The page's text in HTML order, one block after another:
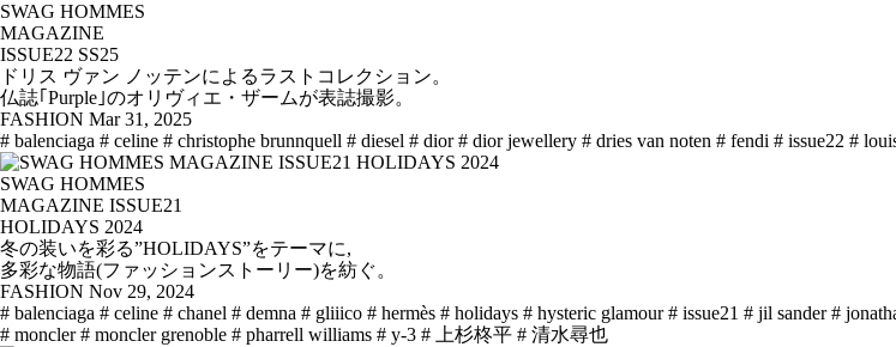
SWAG HOMMES
MAGAZINE
ISSUE22 SS25
ドリス ヴァン ノッテンによるラストコレクション。
仏誌｢Purple｣のオリヴィエ・ザームが表誌撮影。
FASHION Mar 31, 2025
# balenciaga # celine # christophe brunnquell # diesel # dior # dior jewellery # dries van noten # fendi # issue22 #
SWAG HOMMES
MAGAZINE ISSUE21
HOLIDAYS 2024
冬の装いを彩る”HOLIDAYS”をテーマに,
多彩な物語(ファッションストーリー)を紡ぐ。
FASHION Nov 29, 2024
# balenciaga # celine # chanel # demna # gliiico # hermès # holidays # hysteric glamour # issue21 # jil sander #
# moncler # moncler grenoble # pharrell williams # y-3 # 上杉柊平 # 清水尋也